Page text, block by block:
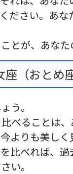
ださい。あ
とが、あなた
座（おとめ
う。
べることは、
よりも美し
比べれば、
い。